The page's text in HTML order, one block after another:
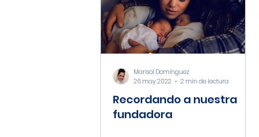
Recordando a nuestra
fundadora
Marisol Domínguez
26 may 2022
2 min de lectura